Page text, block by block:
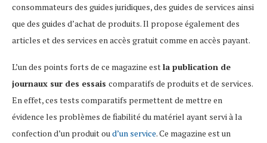
consommateurs des guides juridiques, des guides de services ainsi
que des guides d’achat de produits. Il propose également des
articles et des services en accès gratuit comme en accès payant.
L’un des points forts de ce magazine estla publication de
journaux sur des essais comparatifs de produits et de services.
En effet, ces tests comparatifs permettent de mettre en
évidence les problèmes de fiabilité du matériel ayant servi à la
confection d’un produit oud’un service. Ce magazine est un